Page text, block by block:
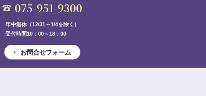
075-951-9300
年中無休（12/31～1/4を除く）
受付時間10：00～18：00
お問合せフォーム